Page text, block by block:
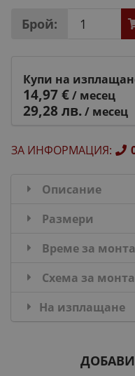
Брой:
Купи на
14,97 €/ месец
29,28 лв./ месец
ЗА ИНФОРМАЦИЯ:
Описание
Размери
Време за
Схема за
На изплащане